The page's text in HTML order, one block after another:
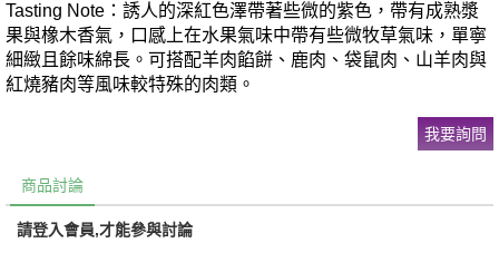
Tasting Note：誘人的深紅色澤帶著些微的紫色，帶有成熟漿
果與橡木香氣，口感上在水果氣味中帶有些微牧草氣味，單寧
細緻且餘味綿長。可搭配羊肉餡餅、鹿肉、袋鼠肉、山羊肉與
紅燒豬肉等風味較特殊的肉類。
我要詢問
商品討論
請登入會員,才能參與討論